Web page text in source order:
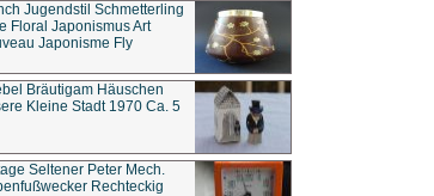
Jugendstil Schmetterling
Floral Japonismus Art
Japonisme Fly
Bräutigam Häuschen
Kleine Stadt 1970 Ca. 5
Seltener Peter Mech.
Rechteckig